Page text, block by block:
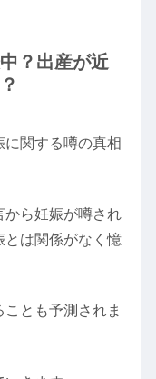
？出産が近
に関する噂の真相
から妊娠が噂され
とは関係がなく憶
とも予測されま